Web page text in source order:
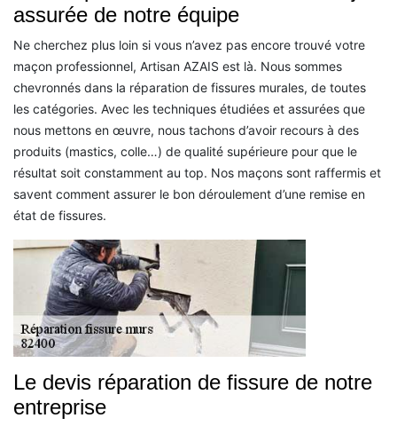
assurée de notre équipe
Ne cherchez plus loin si vous n’avez pas encore trouvé votre
maçon professionnel, Artisan AZAIS est là. Nous sommes
chevronnés dans la réparation de fissures murales, de toutes
les catégories. Avec les techniques étudiées et assurées que
nous mettons en œuvre, nous tachons d’avoir recours à des
produits (mastics, colle…) de qualité supérieure pour que le
résultat soit constamment au top. Nos maçons sont raffermis et
savent comment assurer le bon déroulement d’une remise en
état de fissures.
Le devis réparation de fissure de notre
entreprise